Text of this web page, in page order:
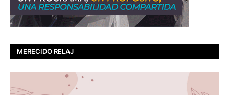
MERECIDO RELAJ